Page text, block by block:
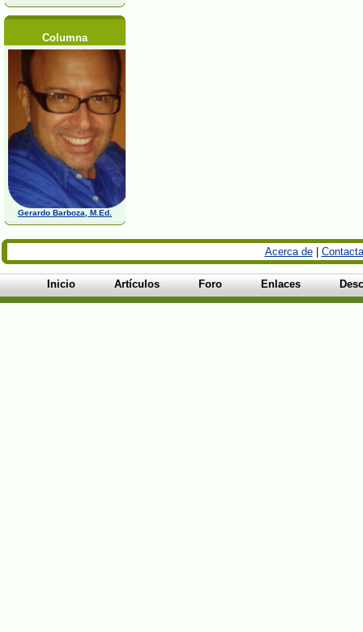
Columna
Gerardo Barboza, M.Ed.
Acerca de|
Inicio Artículos Foro Enlaces